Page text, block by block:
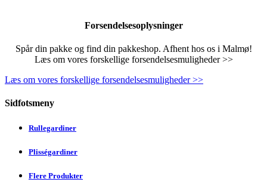
Forsendelsesoplysninger
Spår din pakke og find din pakkeshop. Afhent hos os i Malmø!
Læs om vores forskellige forsendelsesmuligheder >>
Læs om vores forskellige forsendelsesmuligheder >>
Sidfotsmeny
Rullegardiner
Plisségardiner
Flere Produkter